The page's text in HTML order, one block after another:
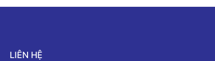
LIÊN HỆ